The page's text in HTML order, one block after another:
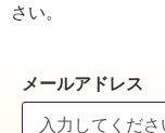
さい。
メールアドレス